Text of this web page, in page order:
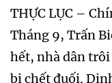
THỰC LỤC –
Tháng 9, Trấn
hết, nhà dân
bị chết đuối.